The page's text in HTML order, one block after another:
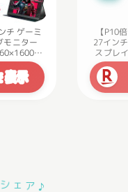
【P10倍up！29日まで！】
27インチ 2K 165hz IPS ディ
スプレイ ゲーミングモニタ
ー HDMI DP USB WQHD
VGA/SVGA/XGA/SXGA/
対応 5MS HDR対応 ベゼルレ
価格 表示
シ ェ ア ♪